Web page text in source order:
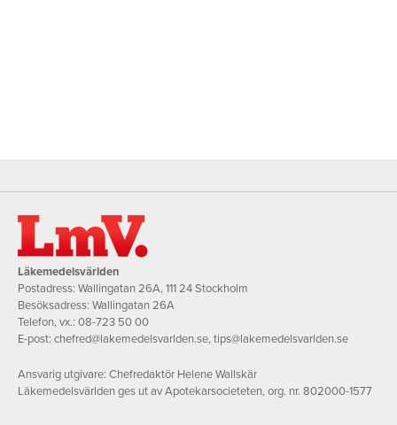
Läkemedelsvärlden
Postadress: Wallingatan 26A, 111 24 Stockholm
Besöksadress: Wallingatan 26A
Telefon, vx.: 08-723 50 00
E-post: chefred@lakemedelsvarlden.se,tips@lakemedelsvarlden.se
Ansvarig utgivare: Chefredaktör Helene Wallskär
Läkemedelsvärlden ges ut av Apotekarsocieteten, org. nr. 802000-1577